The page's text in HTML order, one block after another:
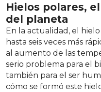
Hielos polares,
del planeta
En la actualidad, el
hasta seis veces más
al aumento de las
serio problema para el
también para el ser
cómo se formó este